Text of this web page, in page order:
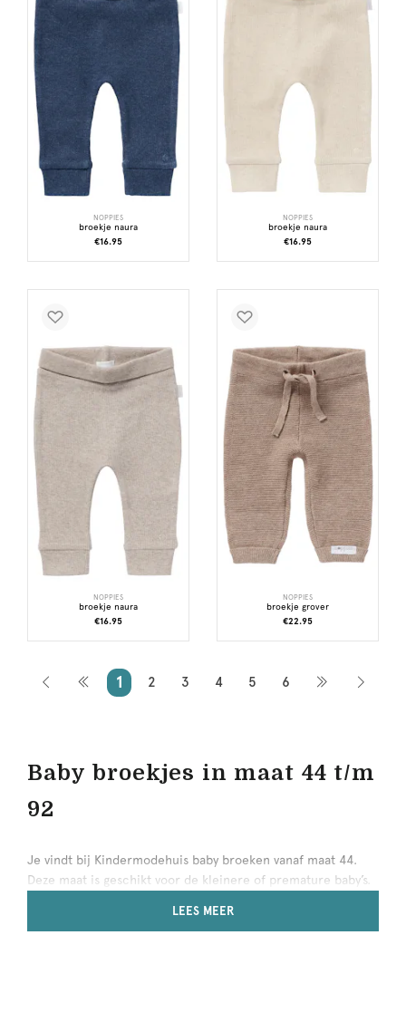
NOPPIES
broekje naura
€16.95
NOPPIES
broekje naura
€16.95
NOPPIES
broekje naura
€16.95
NOPPIES
broekje grover
€22.95
1 2 3 4 5 6
Baby broekjes in maat 44 t/m
92
Je vindt bij Kindermodehuis baby broeken vanaf maat 44.
Deze maat is geschikt voor de kleinere of premature baby’s.
maat 50. Handig wanneer je voor het eerst gaat
LEES MEER